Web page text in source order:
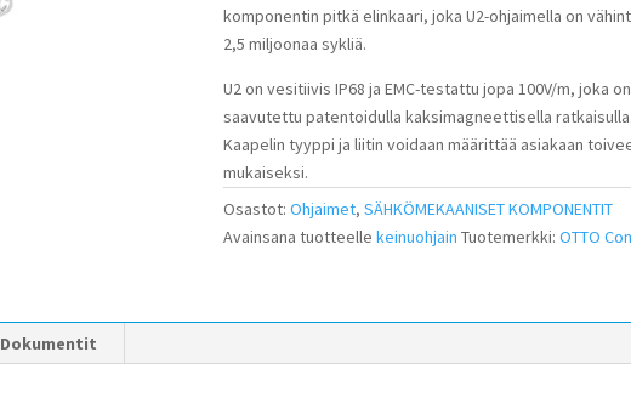
komponentin pitkä elinkaari, joka U2-ohjaimella on
2,5 miljoonaa sykliä.
U2 on vesitiivis IP68 ja EMC-testattu jopa 100V/m, joka on
saavutettu patentoidulla kaksimagneettisella ratkaisulla.
Kaapelin tyyppi ja liitin voidaan määrittää asiakaan
mukaiseksi.
Osastot:Ohjaimet,SÄHKÖMEKAANISET KOMPONENTIT
Avainsana tuotteellekeinuohjain Tuotemerkki:OTTO
Dokumentit